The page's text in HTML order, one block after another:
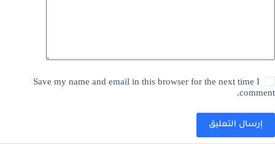
Save my name and email in this browser for the next time I
comment.
إرسال التعليق